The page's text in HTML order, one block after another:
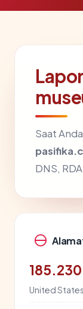
Saat
DNS,
United States